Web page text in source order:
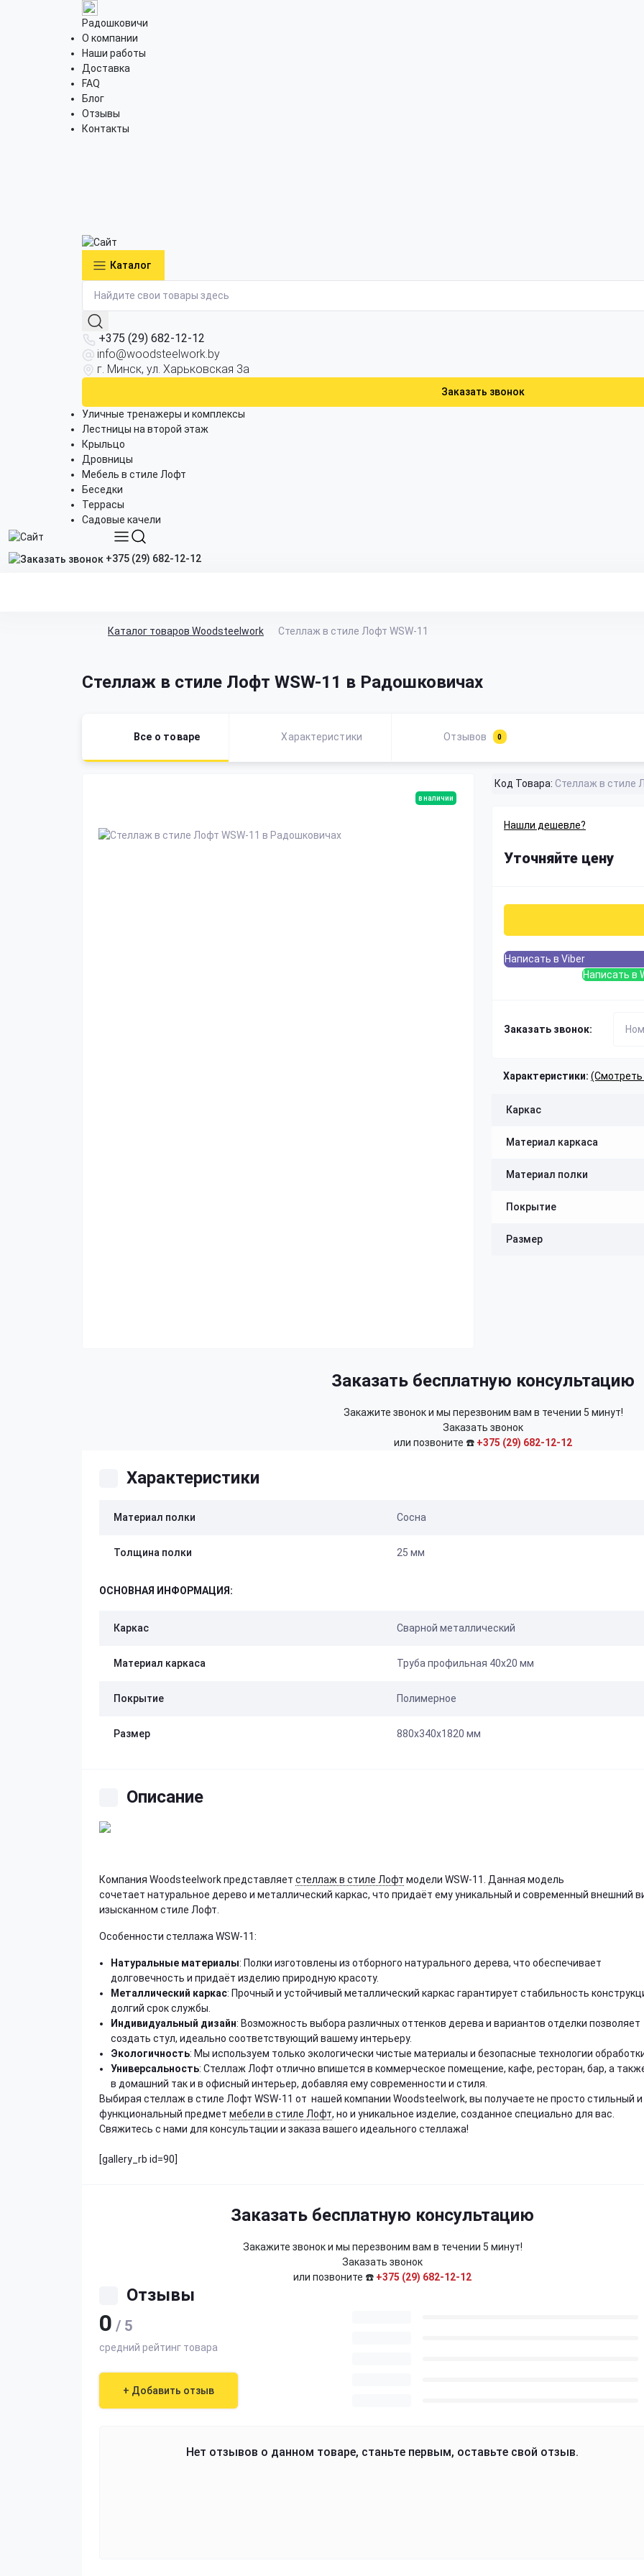
Радошковичи
О компании
Наши работы
Доставка
FAQ
Блог
Отзывы
Контакты
Каталог
+375 (29) 682-12-12
info@woodsteelwork.by
г. Минск, ул. Харьковская 3а
Заказать звонок
Уличные тренажеры и комплексы
Лестницы на второй этаж
Крыльцо
Дровницы
Мебель в стиле Лофт
Беседки
Террасы
Садовые качели
+375 (29) 682-12-12
Каталог товаров Woodsteelwork Стеллаж в стиле Лофт WSW-11
Стеллаж в стиле Лофт WSW-11 в Радошковичах
Все о товаре Характеристики Отзывов 0
в наличии
Код Товара: Стеллаж в стиле
Нашли дешевле?
Уточняйте цену
Написать в Viber
Написать в
Заказать звонок:
Характеристики: (Смотреть
Каркас
Материал каркаса
Материал полки
Покрытие
Размер
Заказать бесплатную консультацию
Закажите звонок и мы перезвоним вам в течении 5 минут!
Заказать звонок
или позвоните ☎️ +375 (29) 682-12-12
Характеристики
Материал полки Сосна
Толщина полки 25 мм
ОСНОВНАЯ ИНФОРМАЦИЯ:
Каркас Сварной металлический
Материал каркаса Труба профильная 40х20 мм
Покрытие Полимерное
Размер 880х340х1820 мм
Описание
Компания Woodsteelwork представляет стеллаж в стиле Лофт модели WSW-11. Данная модель
сочетает натуральное дерево и металлический каркас, что придаёт ему уникальный и современный внешний
изысканном стиле Лофт.
Особенности стеллажа WSW-11:
Натуральные материалы: Полки изготовлены из отборного натурального дерева, что обеспечивает
долговечность и придаёт изделию природную красоту.
Металлический каркас: Прочный и устойчивый металлический каркас гарантирует стабильность
долгий срок службы.
Индивидуальный дизайн: Возможность выбора различных оттенков дерева и вариантов отделки позволяет
создать стул, идеально соответствующий вашему интерьеру.
Экологичность: Мы используем только экологически чистые материалы и безопасные технологии
Универсальность: Стеллаж Лофт отлично впишется в коммерческое помещение, кафе, ресторан, бар, а
в домашний так и в офисный интерьер, добавляя ему современности и стиля.
Выбирая стеллаж в стиле Лофт WSW-11 от нашей компании Woodsteelwork, вы получаете не просто стильный и
функциональный предмет мебели в стиле Лофт, но и уникальное изделие, созданное специально для вас.
Свяжитесь с нами для консультации и заказа вашего идеального стеллажа!
[gallery_rb id=90]
Заказать бесплатную консультацию
Закажите звонок и мы перезвоним вам в течении 5 минут!
Заказать звонок
или позвоните ☎️ +375 (29) 682-12-12
Отзывы
0 / 5
средний рейтинг товара
+ Добавить отзыв
Нет отзывов о данном товаре, станьте первым, оставьте свой отзыв.